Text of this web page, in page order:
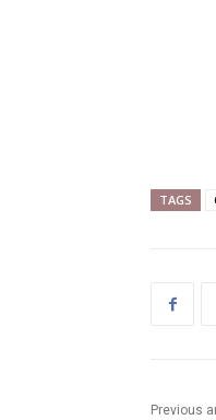
TAGS
Previous